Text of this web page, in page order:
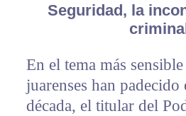
Seguridad, la
En el tema más
juarenses han
década, el titular del